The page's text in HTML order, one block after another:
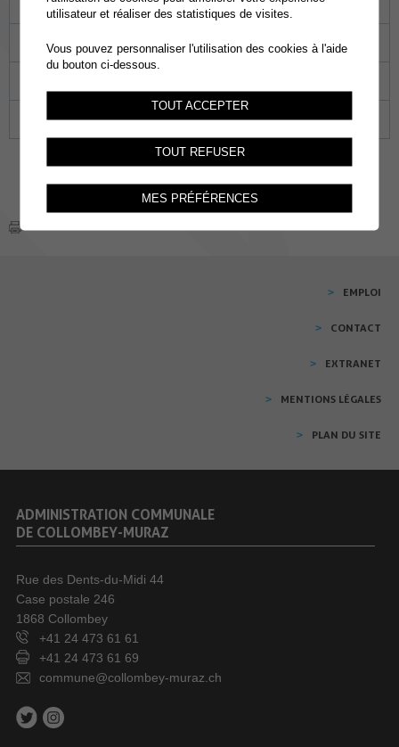
04 05 06 07 08
13 14 15
25 26 27 28 29
EMPLOI
CONTACT
EXTRANET
MENTIONS LÉGALES
PLAN DU SITE
ADMINISTRATION COMMUNALE
DE COLLOMBEY-MURAZ
Rue des Dents-du-Midi 44
Case postale 246
1868 Collombey
+41 24 473 61 61
+41 24 473 61 69
commune@collombey-muraz.ch
utilisateur et réaliser des statistiques de visites.
Vous pouvez personnaliser l'utilisation des cookies à l'aide
du bouton ci-dessous.
TOUT ACCEPTER
TOUT REFUSER
MES PRÉFÉRENCES